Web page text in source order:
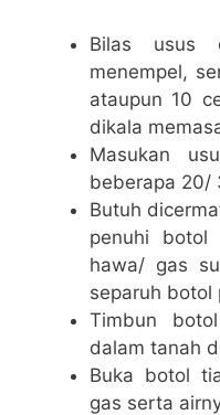
Bilas usus
menempel,
ataupun 10
dikala
Masukan
beberapa 20/
Butuh
penuhi
hawa/ gas
separuh botol
Timbun
dalam tanah
Buka botol
gas serta